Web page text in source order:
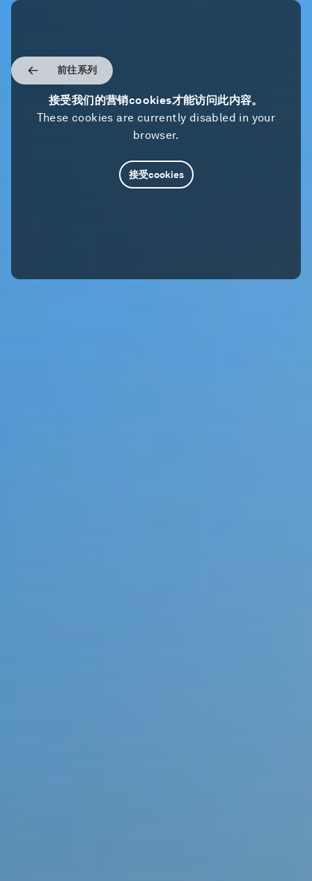
前往系列
接受我们的营销cookies才能访问此内容。
These cookies are currently disabled in your
browser.
接受cookies